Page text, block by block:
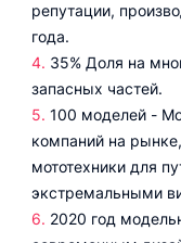
репутации,
года.
35% Доля на
запасных частей.
100 моделей -
компаний на
мототехники для
экстремальными
2020 год